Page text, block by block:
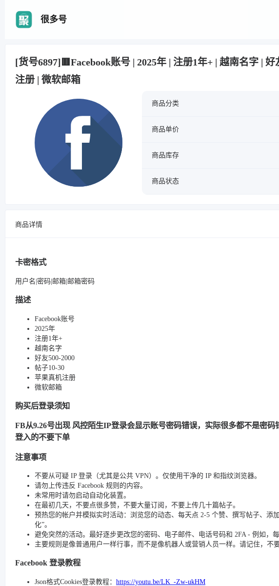
很多号
[货号6897]🟥Facebook账号 | 2025年 | 注册1年+ | 越南名字 |
注册 | 微软邮箱
商品分类
商品单价
商品库存
商品状态
商品详情
卡密格式
用户名|密码|邮箱|邮箱密码
描述
Facebook账号
2025年
注册1年+
越南名字
好友500-2000
帖子10-30
苹果真机注册
微软邮箱
购买后登录须知
FB从9.26号出现 风控陌生IP登录会显示账号密码错误，实际很多都不是密码
登入的不要下单
注意事项
不要从可疑 IP 登录（尤其是公共 VPN）。仅使用干净的 IP 和指纹浏览器。
请勿上传违反 Facebook 规则的内容。
未常用时请勿启动自动化装置。
在最初几天，不要点很多赞，不要大量订阅，不要上传几十篇帖子。
预热您的帐户并模拟实时活动：浏览您的动态、每天点 2-5 个赞、撰写帖子、添
化”。
避免突然的活动。最好逐步更改您的密码、电子邮件、电话号码和 2FA - 例如，每
主要规则是像普通用户一样行事，而不是像机器人或营销人员一样。请记住，不
Facebook 登录教程
Json格式Cookies登录教程： https://youtu.be/LK_-Zw-ukHM